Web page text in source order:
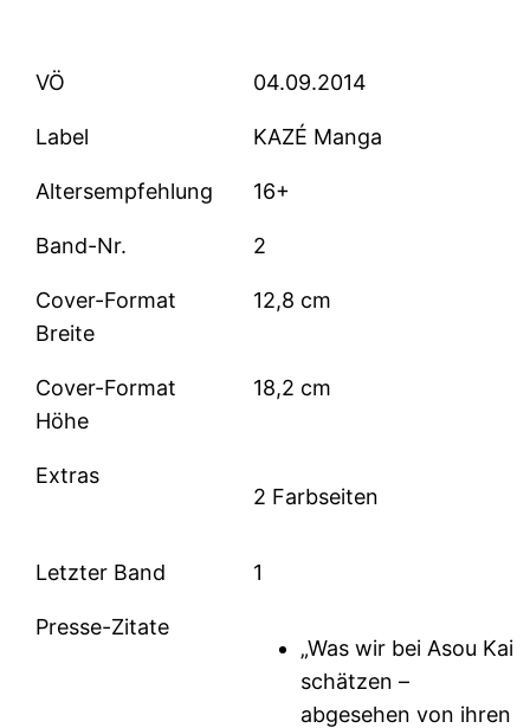
VÖ 04.09.2014
Label KAZÉ Manga
Altersempfehlung 16+
Band-Nr. 2
Cover-Format
Breite
12,8 cm
Cover-Format
Höhe
18,2 cm
Extras
2 Farbseiten
Letzter Band 1
Presse-Zitate
„Was wir bei Asou Kai
schätzen –
abgesehen von ihren